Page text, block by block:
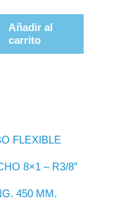
Añadir al
carrito
FLEXIBLE
8×1 – R3/8″
450 MM.